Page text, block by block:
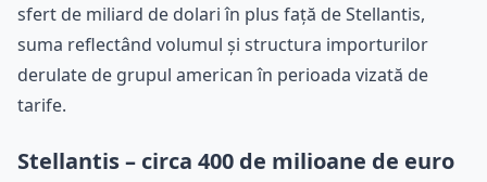
sfert de miliard de dolari în plus față de Stellantis,
suma reflectând volumul și structura importurilor
derulate de grupul american în perioada vizată de
tarife.
Stellantis – circa 400 de milioane de euro